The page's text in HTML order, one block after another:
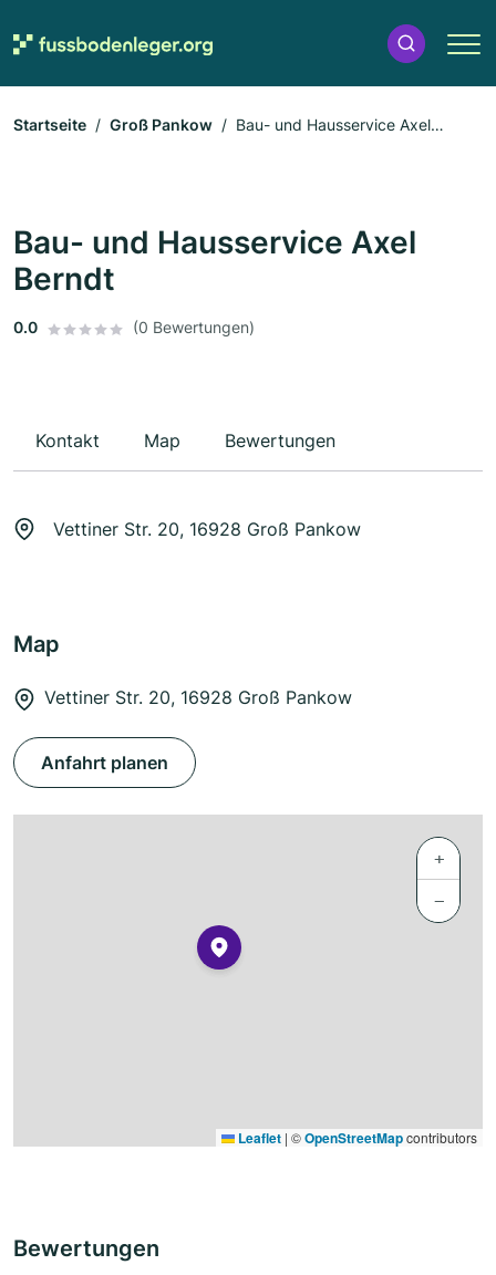
Startseite Groß Pankow
Bau- und Hausservice Axel
Bau- und Hausservice Axel
Berndt
0.0 (0 Bewertungen)
Kontakt Map Bewertungen
Vettiner Str. 20, 16928 Groß Pankow
Map
Vettiner Str. 20, 16928 Groß Pankow
Anfahrt planen
+
−
Leaflet | ©OpenStreetMapcontributors
Bewertungen